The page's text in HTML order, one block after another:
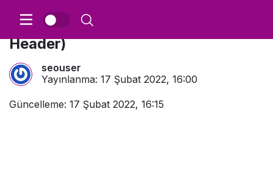
Sunucu Yanıt Kodları (HTTP Status
Header)
seouser
Yayınlanma: 17 Şubat 2022, 16:00
Güncelleme: 17 Şubat 2022, 16:15